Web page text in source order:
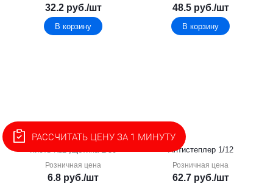
32.2руб./шт
В корзину
48.5руб./шт
В корзину
Кисть №2 ,щетина 1/50
Розничная цена
6.8 руб./шт
Антистеплер 1/12
Розничная цена
62.7руб./шт
РАССЧИТАТЬ ЦЕНУ ЗА 1 МИНУТУ